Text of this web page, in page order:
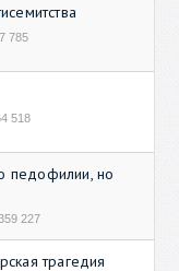
785
518
педофилии, но
227
трагедия